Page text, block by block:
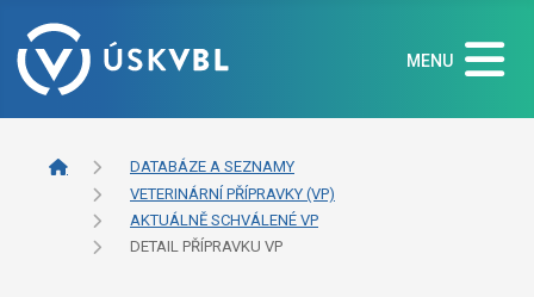
MENU
DATABÁZE A SEZNAMY
VETERINÁRNÍ PŘÍPRAVKY (VP)
AKTUÁLNĚ SCHVÁLENÉ VP
DETAIL PŘÍPRAVKU VP